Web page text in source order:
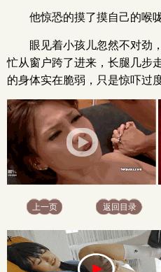
他惊恐的摸了摸自己的喉
眼见着小孩儿忽然不对劲
忙从窗户跨了进来，长腿几步
的身体实在脆弱，只是惊吓过
x
上一页 返回目录
x